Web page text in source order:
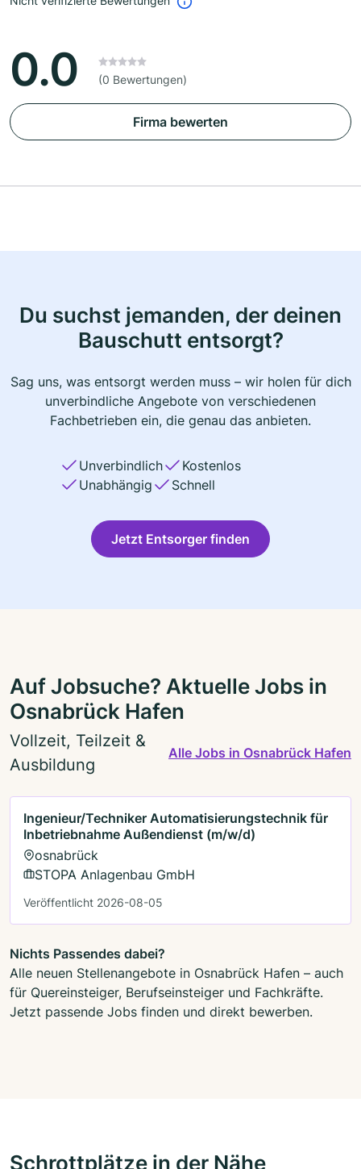
0.0 (0 Bewertungen)
Firma bewerten
Du suchst jemanden, der deinen
Bauschutt entsorgt?
Sag uns, was entsorgt werden muss – wir holen für dich
unverbindliche Angebote von verschiedenen
Fachbetrieben ein, die genau das anbieten.
Unverbindlich
Kostenlos
Unabhängig
Schnell
Jetzt Entsorger finden
Auf Jobsuche? Aktuelle Jobs in
Osnabrück Hafen
Vollzeit, Teilzeit &
Ausbildung
Alle Jobs in Osnabrück Hafen
Ingenieur/Techniker Automatisierungstechnik für
Inbetriebnahme Außendienst (m/w/d)
osnabrück
STOPA Anlagenbau GmbH
Veröffentlicht 2026-08-05
Nichts Passendes dabei?
Alle neuen Stellenangebote in Osnabrück Hafen – auch
für Quereinsteiger, Berufseinsteiger und Fachkräfte.
Jetzt passende Jobs finden und direkt bewerben.
Schrottplätze in der Nähe